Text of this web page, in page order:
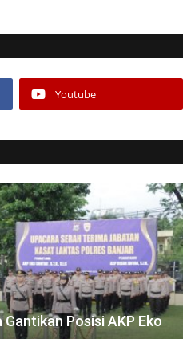
Youtube
Gantikan Posisi AKP Eko